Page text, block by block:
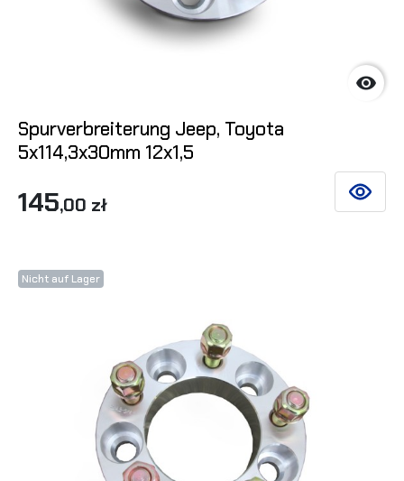

Spurverbreiterung Jeep, Toyota
5x114,3x30mm 12x1,5
145,00 zł SIEHE
Nicht auf Lager